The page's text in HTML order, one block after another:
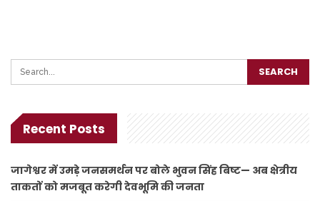
Recent Posts
जागेश्वर में उमड़े जनसमर्थन पर बोले भुवन सिंह बिष्ट— अब क्षेत्रीय
ताकतों को मजबूत करेगी देवभूमि की जनता